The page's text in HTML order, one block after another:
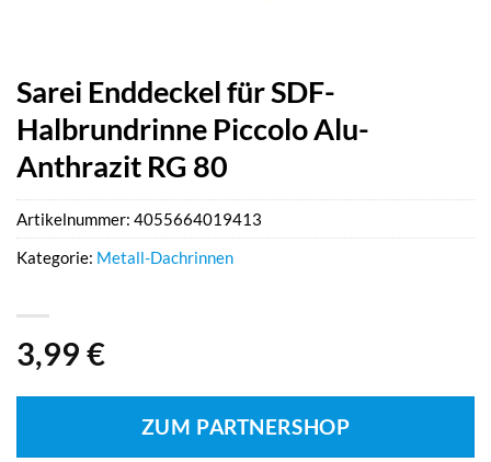
Sarei Enddeckel für SDF-
Halbrundrinne Piccolo Alu-
Anthrazit RG 80
3,99 €
ZUM PARTNERSHOP
Artikelnummer: 4055664019413
Kategorie: Metall-Dachrinnen